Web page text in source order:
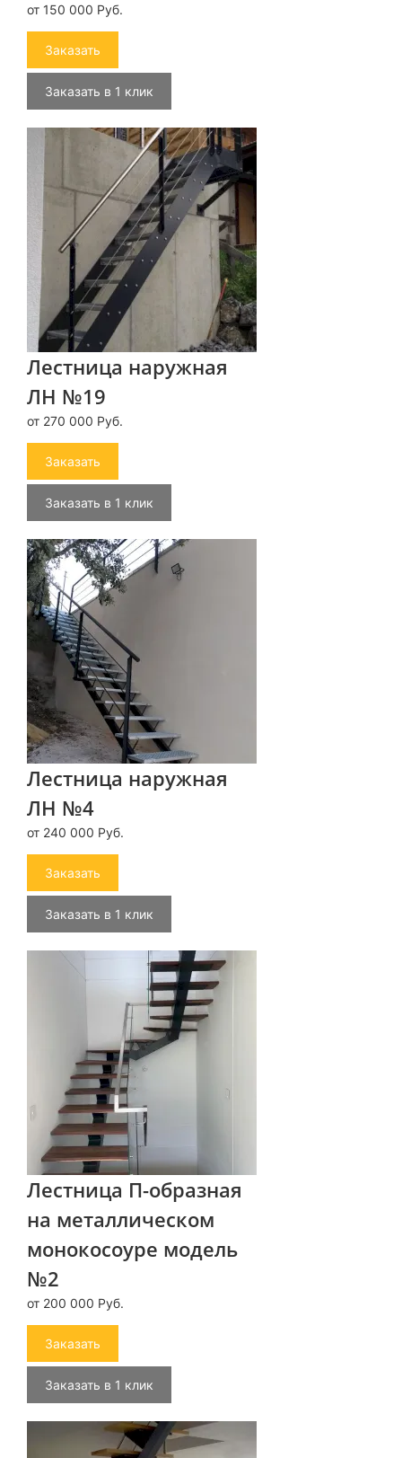
от 150 000 Руб.
Заказать
Заказать в 1 клик
Лестница наружная
ЛН №19
от 270 000 Руб.
Заказать
Заказать в 1 клик
Лестница наружная
ЛН №4
от 240 000 Руб.
Заказать
Заказать в 1 клик
Лестница П-образная
на металлическом
монокосоуре модель
№2
от 200 000 Руб.
Заказать
Заказать в 1 клик